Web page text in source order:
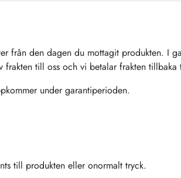
från den dagen du mottagit produkten. I
till oss och vi betalar frakten tillbaka
under garantiperioden.
till produkten eller onormalt tryck.